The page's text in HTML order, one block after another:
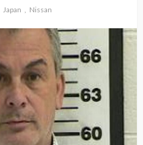
Japan Nissan